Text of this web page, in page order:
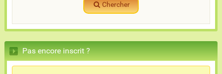
Chercher
Pas encore inscrit ?